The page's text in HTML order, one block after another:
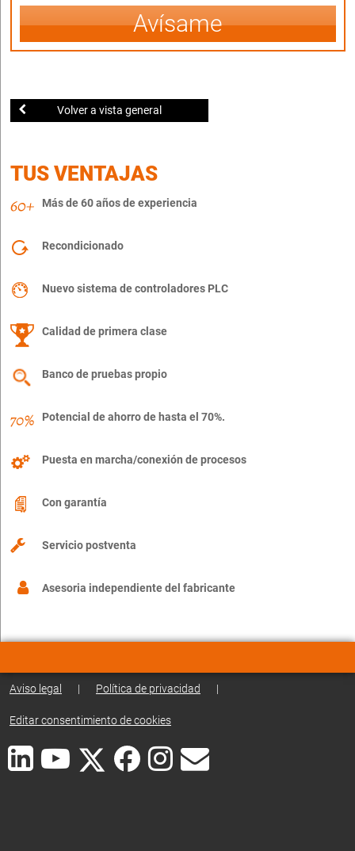
Avísame
Volver a vista general
TUS VENTAJAS
Más de 60 años de experiencia
Recondicionado
Nuevo sistema de controladores PLC
Calidad de primera clase
Banco de pruebas propio
Potencial de ahorro de hasta el 70%.
Puesta en marcha/conexión de procesos
Con garantía
Servicio postventa
Asesoria independiente del fabricante
Aviso legal | Política de privacidad |
Editar consentimiento de cookies